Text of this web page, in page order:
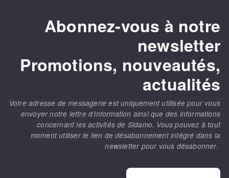
Abonnez-vous à notre
newsletter
Promotions, nouveautés,
actualités
Votre adresse de messagerie est uniquement utilisée pour vous
envoyer notre lettre d’information ainsi que des informations
concernant les activités de Sidamo. Vous pouvez à tout
moment utiliser le lien de désabonnement intégré dans la
newsletter pour vous désabonner.